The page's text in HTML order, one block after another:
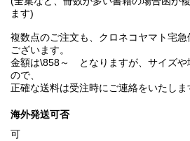
ます)
複数点のご注文も、クロネコヤマト宅
ございます。
金額は\858～ となりますが、サイズや
ので、
正確な送料は受注時にご連絡をいたしま
海外発送可否
可